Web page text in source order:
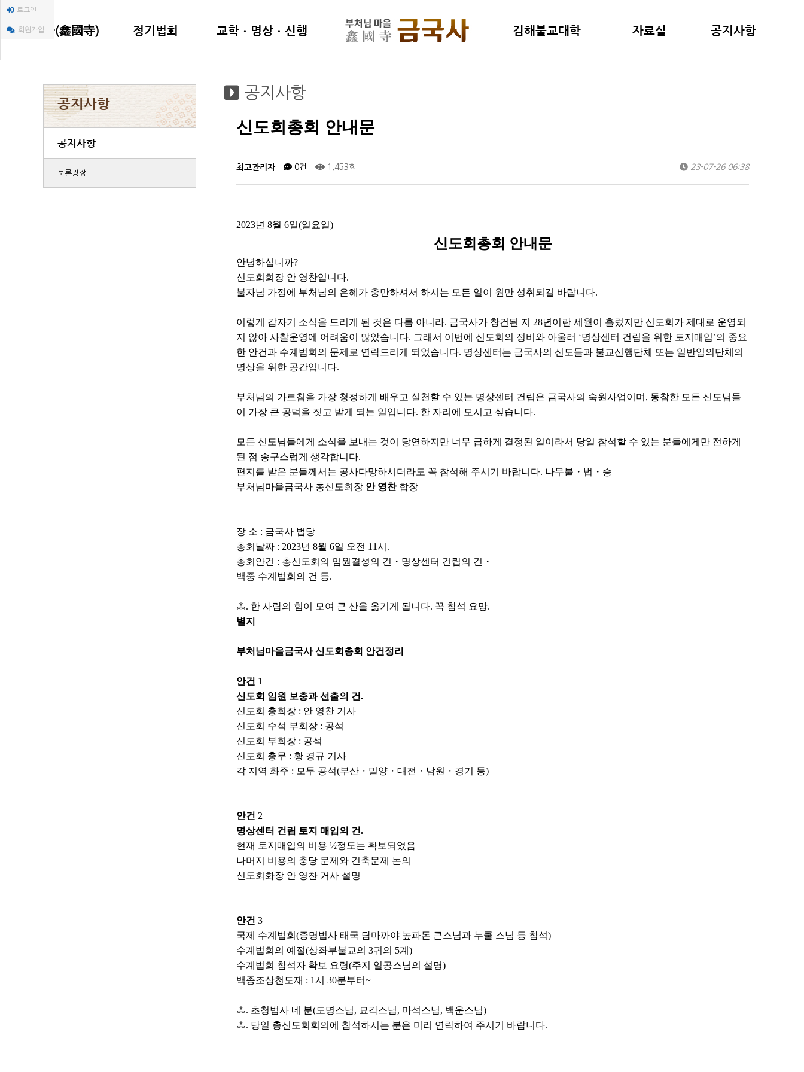
로그인
회원가입
금국사(鑫國寺)
금국사(鑫國寺) 창건 이야기
주지(住持)스님 인사말씀
주지(住持)스님 행장소개
신도회 조직
정기법회
명상선원법회
年ㆍ月中행사
교학ㆍ명상ㆍ신행
한국담마까야명상센터
불교평론(佛敎評論)
김해불교대학 자료실 공지사항
공지사항
공지사항
토론광장
공지사항
신도회총회 안내문
최고관리자 0건 1,453회 23-07-26 06:38
2023년 8월 6일(일요일)
신도회총회 안내문
안녕하십니까?
신도회회장 안 영찬입니다.
불자님 가정에 부처님의 은혜가 충만하셔서 하시는 모든 일이 원만 성취되길 바랍니다.
이렇게 갑자기 소식을 드리게 된 것은 다름 아니라. 금국사가 창건된 지 28년이란 세월이 흘렀지만 신도회가 제대로 운영되
지 않아 사찰운영에 어려움이 많았습니다. 그래서 이번에 신도회의 정비와 아울러 ‘명상센터 건립을 위한 토지매입’의 중요
한 안건과 수계법회의 문제로 연락드리게 되었습니다. 명상센터는 금국사의 신도들과 불교신행단체 또는 일반임의단체의
명상을 위한 공간입니다.
부처님의 가르침을 가장 청정하게 배우고 실천할 수 있는 명상센터 건립은 금국사의 숙원사업이며, 동참한 모든 신도님들
이 가장 큰 공덕을 짓고 받게 되는 일입니다. 한 자리에 모시고 싶습니다.
모든 신도님들에게 소식을 보내는 것이 당연하지만 너무 급하게 결정된 일이라서 당일 참석할 수 있는 분들에게만 전하게
된 점 송구스럽게 생각합니다.
편지를 받은 분들께서는 공사다망하시더라도 꼭 참석해 주시기 바랍니다. 나무불・법・승
부처님마을금국사 총신도회장 안 영찬합장
장 소 : 금국사 법당
총회날짜 : 2023년 8월 6일 오전 11시.
총회안건 : 총신도회의 임원결성의 건・명상센터 건립의 건・
백중 수계법회의 건 등.
⁂. 한 사람의 힘이 모여 큰 산을 옮기게 됩니다. 꼭 참석 요망.
별지
부처님마을금국사 신도회총회 안건정리
안건 1
신도회 임원 보충과 선출의 건.
신도회 총회장 : 안 영찬 거사
신도회 수석 부회장 : 공석
신도회 부회장 : 공석
신도회 총무 : 황 경규 거사
각 지역 화주 : 모두 공석(부산・밀양・대전・남원・경기 등)
안건 2
명상센터 건립 토지 매입의 건.
현재 토지매입의 비용 ½정도는 확보되었음
나머지 비용의 충당 문제와 건축문제 논의
신도회화장 안 영찬 거사 설명
안건 3
국제 수계법회 (증명법사 태국 담마까야 높파돈 큰스님과 누쿨 스님 등 참석)
수계법회의 예절(상좌부불교의 3귀의 5계)
수계법회 참석자 확보 요령(주지 일공스님의 설명)
백종조상천도재 : 1시 30분부터~
⁂. 초청법사 네 분(도명스님, 묘각스님, 마석스님, 백운스님)
⁂. 당일 총신도회회의에 참석하시는 분은 미리 연락하여 주시기 바랍니다.